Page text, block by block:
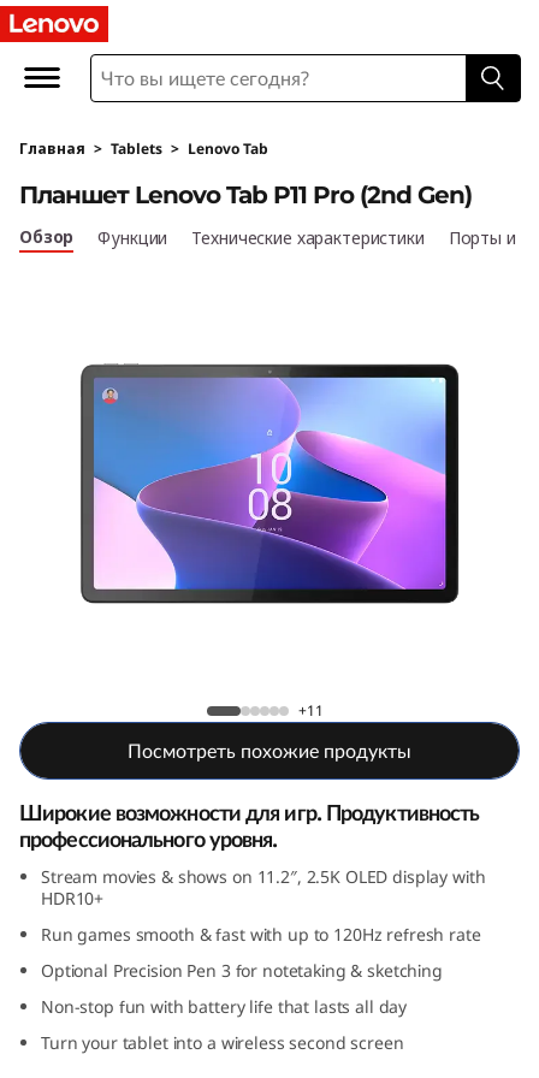
П
н
ш
a
b
P
1
P
Главная > Tablets > Lenovo Tab
Планшет Lenovo Tab P11 Pro (2nd Gen)
Планшет Lenovo Tab P11 Pro (2nd Gen)
Обзор Функции Технические характеристики Порты и
+11
Посмотреть похожие продукты
Широкие возможности для игр. Продуктивность
профессионального уровня.
Stream movies & shows on 11.2″, 2.5K OLED display with
HDR10+
Run games smooth & fast with up to 120Hz refresh rate
Optional Precision Pen 3 for notetaking & sketching
Non-stop fun with battery life that lasts all day
Turn your tablet into a wireless second screen